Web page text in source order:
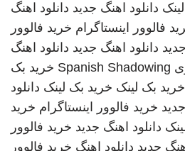
دانلود اهنگ جدید دانلود اهنگ
فالوور اینستاگرام خرید فالوور
دانلود اهنگ جدید دانلود اهنگ
Spanish Shadowing خرید بک
خرید بک لینک خرید بک لینک دانلود
خرید فالوور اینستاگرام خرید
دانلود اهنگ جدید خرید فالوور
جدید دانلود اهنگ خرید فالوور